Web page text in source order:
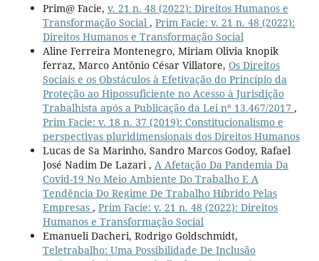
Prim@ Facie, v. 21 n. 48 (2022): Direitos Humanos e
Transformação Social , Prim Facie: v. 21 n. 48 (2022):
Direitos Humanos e Transformação Social
Aline Ferreira Montenegro, Miriam Olivia knopik
ferraz, Marco Antônio César Villatore, Os Direitos
Sociais e os Obstáculos à Efetivação do Princípio da
Proteção ao Hipossuficiente no Acesso à Jurisdição
Trabalhista após a Publicação da Lei nº 13.467/2017 ,
Prim Facie: v. 18 n. 37 (2019): Constitucionalismo e
perspectivas pluridimensionais dos Direitos Humanos
Lucas de Sa Marinho, Sandro Marcos Godoy, Rafael
José Nadim De Lazari , A Afetação Da Pandemia Da
Covid-19 No Meio Ambiente Do Trabalho E A
Tendência Do Regime De Trabalho Híbrido Pelas
Empresas , Prim Facie: v. 21 n. 48 (2022): Direitos
Humanos e Transformação Social
Emanueli Dacheri, Rodrigo Goldschmidt,
Teletrabalho: Uma Possibilidade De Inclusão